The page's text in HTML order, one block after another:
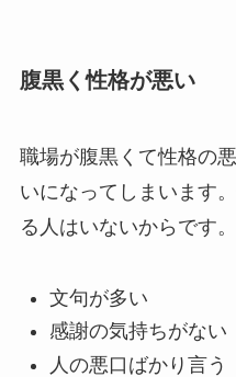
腹黒く性格が悪い
職場が腹黒くて性格の
いになってしまいます
る人はいないからです。
文句が多い
感謝の気持ちがない
人の悪口ばかり言う